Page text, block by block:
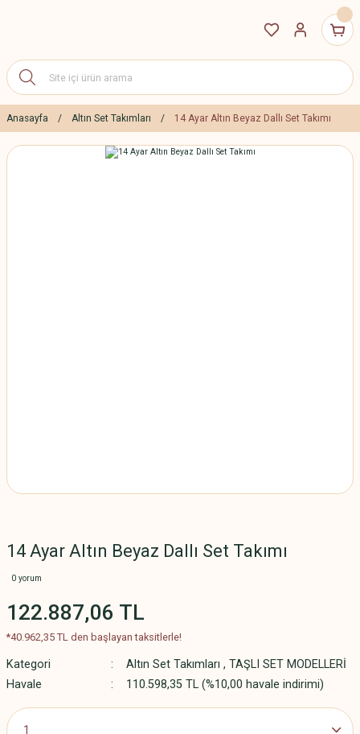
Anasayfa Altın Set Takımları 14 Ayar Altın Beyaz Dallı Set Takımı
14 Ayar Altın Beyaz Dallı Set Takımı
0 yorum
122.887,06 TL
*40.962,35 TL den başlayan taksitlerle!
Kategori Altın Set Takımları , TAŞLI SET MODELLERİ
Havale
110.598,35 TL (%10,00 havale indirimi)